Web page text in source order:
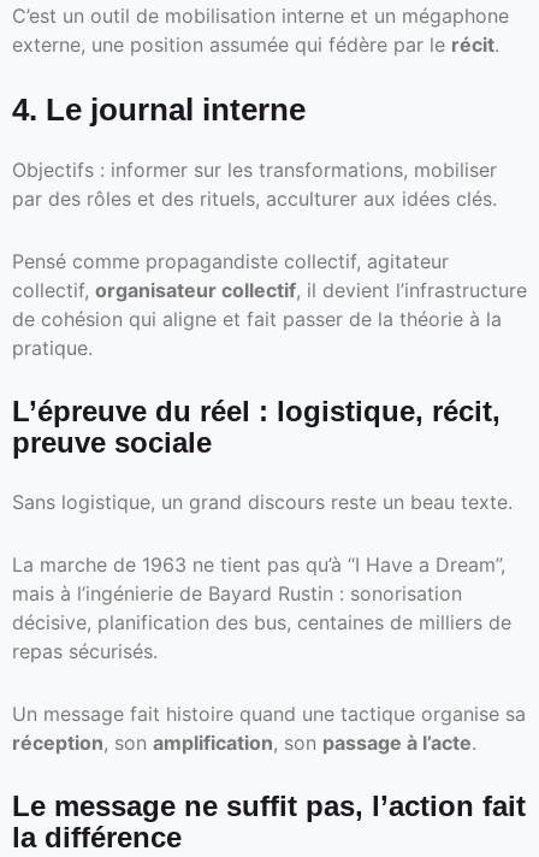
C’est un outil de mobilisation interne et un mégaphone
externe, une position assumée qui fédère par le récit.
4. Le journal interne
Objectifs : informer sur les transformations, mobiliser
par des rôles et des rituels, acculturer aux idées clés.
Pensé comme propagandiste collectif, agitateur
collectif, organisateur collectif, il devient l’infrastructure
de cohésion qui aligne et fait passer de la théorie à la
pratique.
L’épreuve du réel : logistique, récit,
preuve sociale
Sans logistique, un grand discours reste un beau texte.
La marche de 1963 ne tient pas qu’à “I Have a Dream”,
mais à l’ingénierie de Bayard Rustin : sonorisation
décisive, planification des bus, centaines de milliers de
repas sécurisés.
Un message fait histoire quand une tactique organise sa
réception, son amplification, son passage à l’acte.
Le message ne suffit pas, l’action fait
la différence